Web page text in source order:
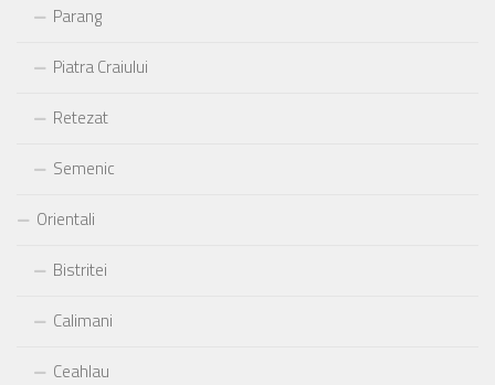
Parang
Piatra Craiului
Retezat
Semenic
Orientali
Bistritei
Calimani
Ceahlau